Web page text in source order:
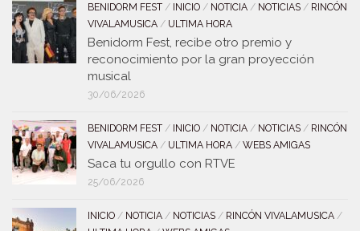
BENIDORM FEST / INICIO / NOTICIA / NOTICIAS / RINCÓN
VIVALAMUSICA / ULTIMA HORA
Benidorm Fest, recibe otro premio y
reconocimiento por la gran proyección
musical
30/06/2026
BENIDORM FEST / INICIO / NOTICIA / NOTICIAS / RINCÓN
VIVALAMUSICA / ULTIMA HORA / WEBS AMIGAS
Saca tu orgullo con RTVE
25/06/2026
INICIO / NOTICIA / NOTICIAS / RINCÓN VIVALAMUSICA /